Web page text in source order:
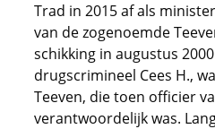
Trad in 2015 af als
van de zogenoemde
schikking in augustus
drugscrimineel Cees H.,
Teeven, die toen officier
verantwoordelijk was.